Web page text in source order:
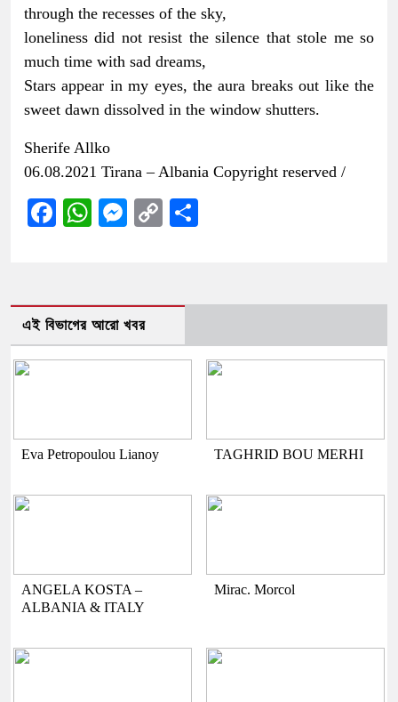
through the recesses of the sky,
loneliness did not resist the silence that stole me so
much time with sad dreams,
Stars appear in my eyes, the aura breaks out like the
sweet dawn dissolved in the window shutters.
Sherife Allko
06.08.2021 Tirana – Albania Copyright reserved /
Facebook
WhatsApp
Messenger
Copy
এই বিভাগের আরো খবর
Eva Petropoulou Lianoy TAGHRID BOU MERHI
ANGELA KOSTA –
ALBANIA & ITALY
Mirac. Morcol